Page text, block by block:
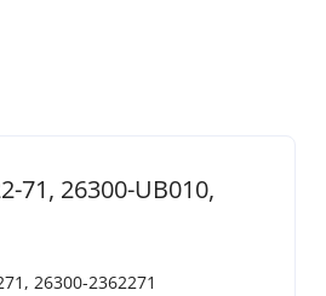
71, 26300-UB010,
26300-2362271